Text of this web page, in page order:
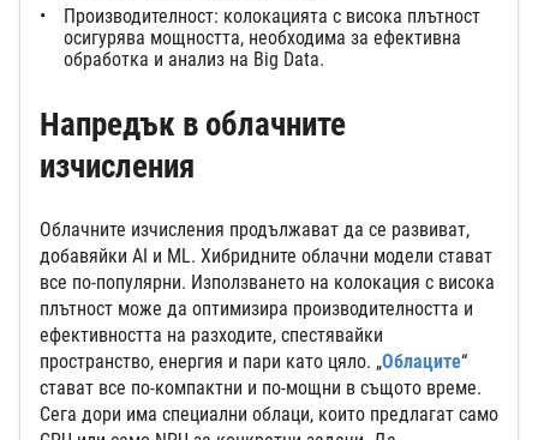
Производителност: колокацията с висока плътност
осигурява мощността, необходима за ефективна
обработка и анализ на Big Data.
Напредък в облачните
изчисления
Облачните изчисления продължават да се развиват,
добавяйки AI и ML. Хибридните облачни модели стават
все по-популярни. Използването на колокация с висока
плътност може да оптимизира производителността и
ефективността на разходите, спестявайки
пространство, енергия и пари като цяло. „Облаците“
стават все по-компактни и по-мощни в същото време.
Сега дори има специални облаци, които предлагат само